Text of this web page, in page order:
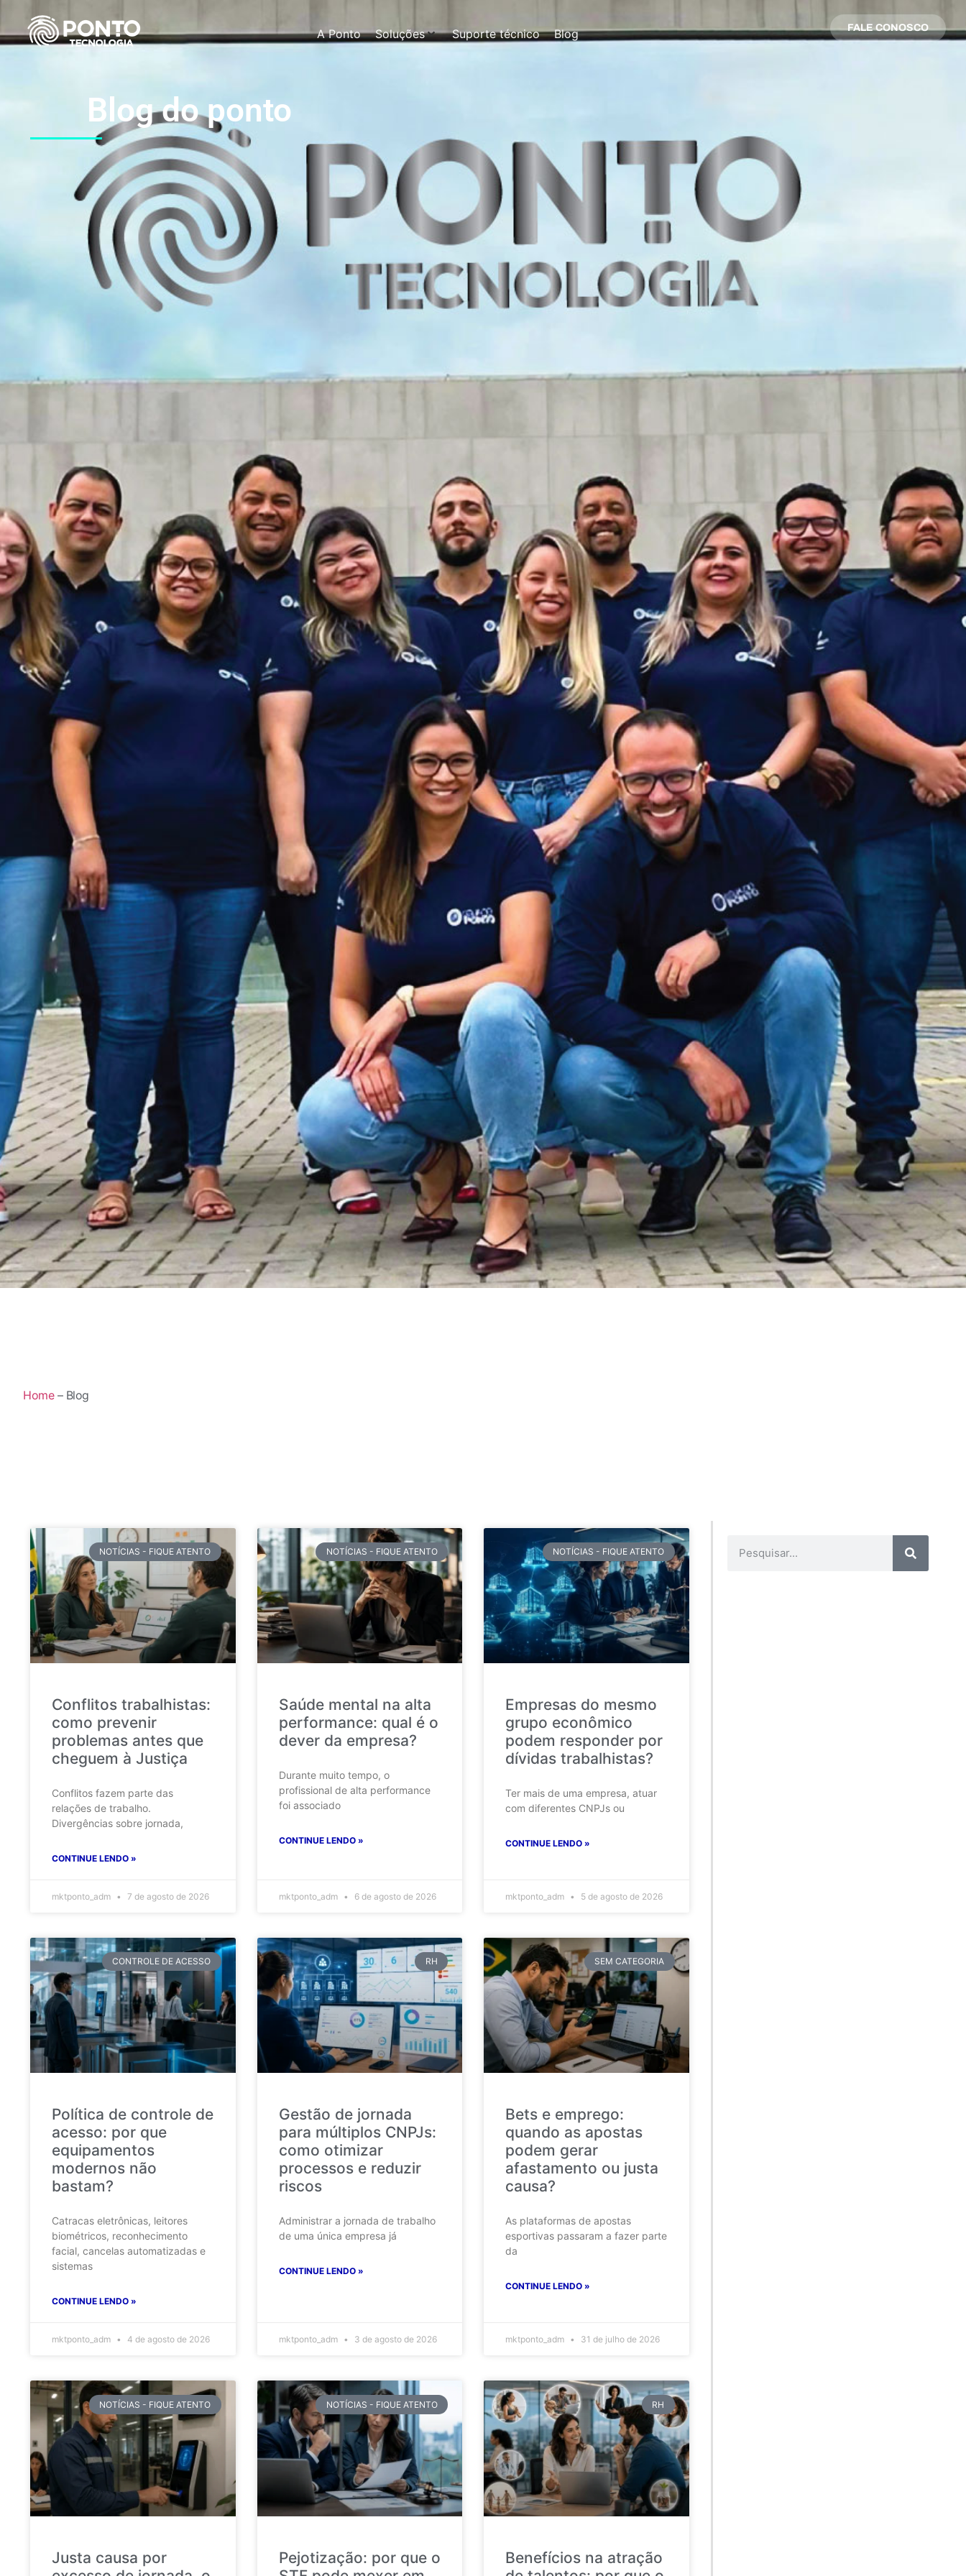
A Ponto Soluções Suporte técnico Blog FALE CONOSCO
Blog do ponto
Home– Blog
NOTÍCIAS - FIQUE ATENTO
Conflitos trabalhistas:
como prevenir
problemas antes que
cheguem à Justiça
Conflitos fazem parte das
relações de trabalho.
Divergências sobre jornada,
CONTINUE LENDO »
mktponto_adm 7 de agosto de 2026
NOTÍCIAS - FIQUE ATENTO
Saúde mental na alta
performance: qual é o
dever da empresa?
Durante muito tempo, o
profissional de alta performance
foi associado
CONTINUE LENDO »
mktponto_adm 6 de agosto de 2026
NOTÍCIAS - FIQUE ATENTO
Empresas do mesmo
grupo econômico
podem responder por
dívidas trabalhistas?
Ter mais de uma empresa, atuar
com diferentes CNPJs ou
CONTINUE LENDO »
mktponto_adm 5 de agosto de 2026
CONTROLE DE ACESSO
Política de controle de
acesso: por que
equipamentos
modernos não
bastam?
Catracas eletrônicas, leitores
biométricos, reconhecimento
facial, cancelas automatizadas e
sistemas
CONTINUE LENDO »
mktponto_adm 4 de agosto de 2026
RH
Gestão de jornada
para múltiplos CNPJs:
como otimizar
processos e reduzir
riscos
Administrar a jornada de trabalho
de uma única empresa já
CONTINUE LENDO »
mktponto_adm 3 de agosto de 2026
SEM CATEGORIA
Bets e emprego:
quando as apostas
podem gerar
afastamento ou justa
causa?
As plataformas de apostas
esportivas passaram a fazer parte
da
CONTINUE LENDO »
mktponto_adm 31 de julho de 2026
NOTÍCIAS - FIQUE ATENTO
Justa causa por
NOTÍCIAS - FIQUE ATENTO
Pejotização: por que o
RH
Benefícios na atração